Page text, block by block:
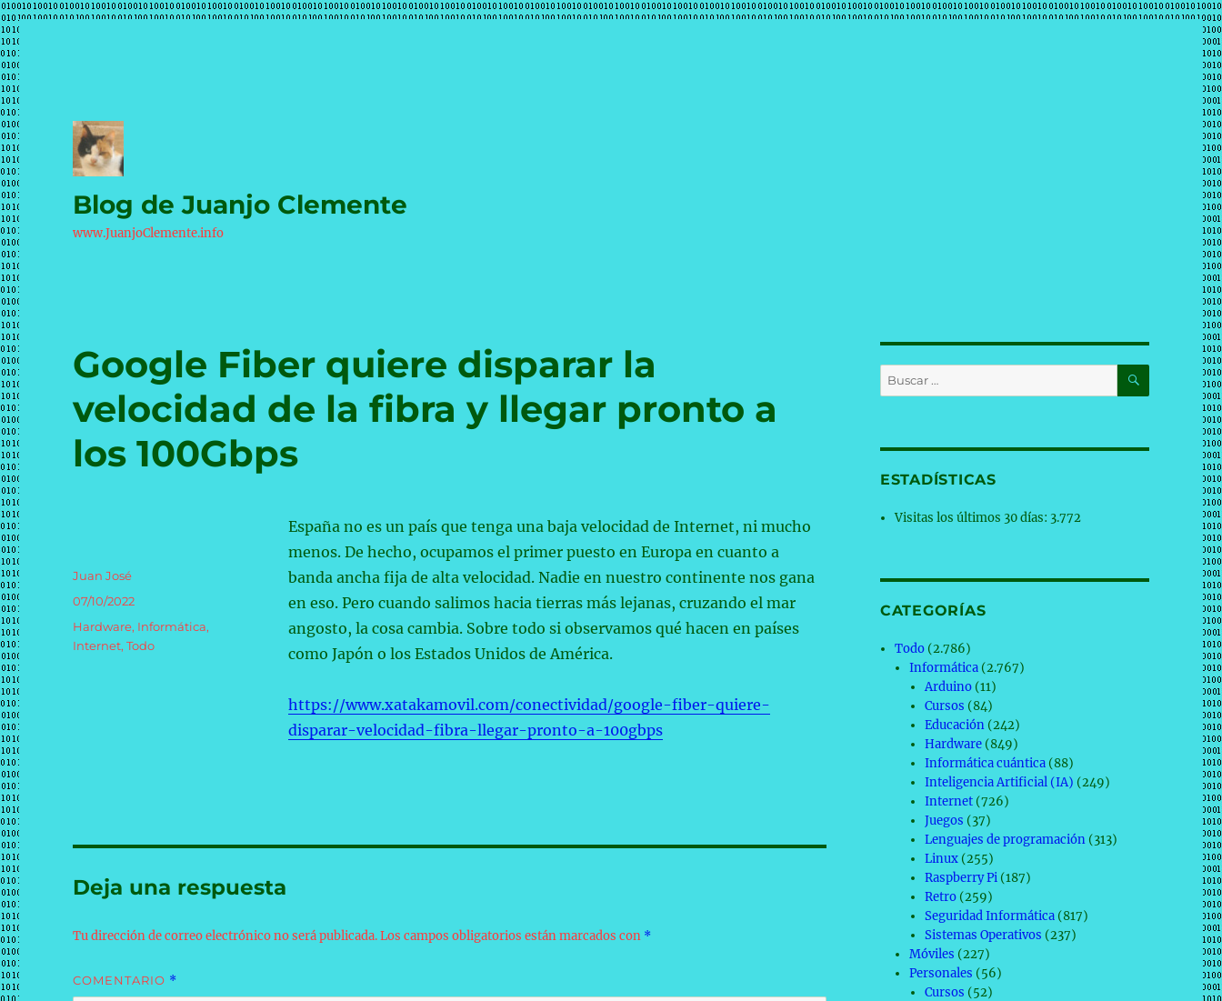
Blog de Juanjo Clemente
www.JuanjoClemente.info
Google Fiber quiere disparar la
velocidad de la fibra y llegar pronto a
los 100Gbps
España no es un país que tenga una baja velocidad de Internet, ni mucho
menos. De hecho, ocupamos el primer puesto en Europa en cuanto a
banda ancha fija de alta velocidad. Nadie en nuestro continente nos gana
en eso. Pero cuando salimos hacia tierras más lejanas, cruzando el mar
angosto, la cosa cambia. Sobre todo si observamos qué hacen en países
como Japón o los Estados Unidos de América.
https://www.xatakamovil.com/conectividad/google-fiber-quiere-
disparar-velocidad-fibra-llegar-pronto-a-100gbps
Autor
Juan José
Publicado
07/10/2022
Categorías
Hardware, Informática,
Internet,Todo
Deja una respuesta
Tu dirección de correo electrónico no será publicada.Los campos obligatorios están marcados con *
COMENTARIO *
Buscar
por:
BUSCAR
ESTADÍSTICAS
Visitas los últimos 30 días: 3.772
CATEGORÍAS
Todo (2.786)
Informática (2.767)
Arduino(11)
Cursos (84)
Educación(242)
Hardware(849)
Informática cuántica(88)
Inteligencia Artificial (IA) (249)
Internet(726)
Juegos (37)
Lenguajes de programación(313)
Linux(255)
Raspberry Pi(187)
Retro(259)
Seguridad Informática(817)
Sistemas Operativos (237)
Móviles (227)
Personales (56)
Cursos (52)